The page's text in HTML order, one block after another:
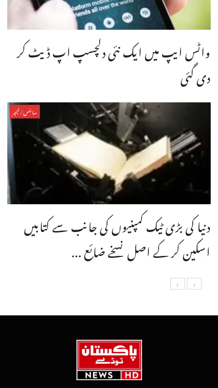
واٹس ایپ میں ایک نئی دلچسپ اپ ڈیٹ کر
دی گئی
سائنس/فیچر
دنیا کی بڑی ٹیک کمپنیوں کی جانب سے کتابیں
اسکین کر کے اصل نسخے ضائع ...